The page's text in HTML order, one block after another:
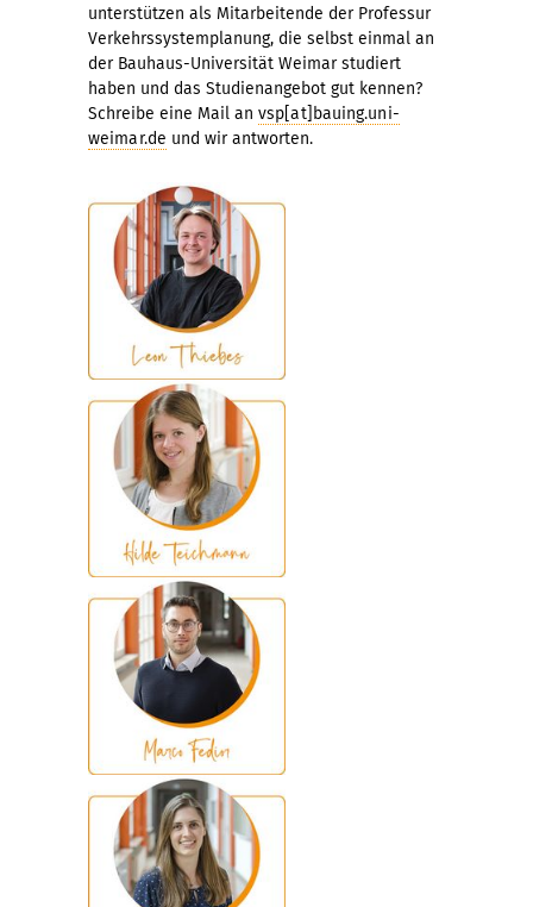
unterstützen als Mitarbeitende der Professur
Verkehrssystemplanung, die selbst einmal an
der Bauhaus-Universität Weimar studiert
haben und das Studienangebot gut kennen?
Schreibe eine Mail an vsp[at]bauing.uni-
weimar.de und wir antworten.